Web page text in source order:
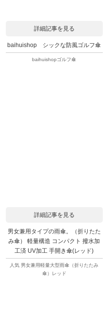
詳細記事を見る
baihuishop シックな防風ゴルフ傘
baihuishopゴルフ傘
詳細記事を見る
男女兼用タイプの雨傘。（折りたた
み傘） 軽量構造 コンパクト 撥水加
工済 UV加工 手開き傘(レッド)
人気 男女兼用軽量大型雨傘（折りたたみ
傘）レッド